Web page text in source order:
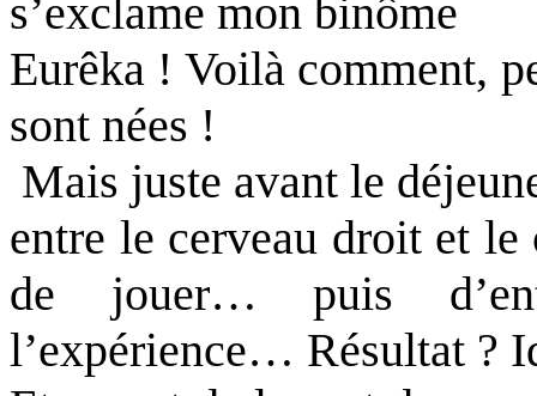
s’exclame mon binôme
Eurêka ! Voilà comment,
sont nées !
Mais juste avant le
entre le cerveau droit et le
de jouer… puis
l’expérience… Résultat ?